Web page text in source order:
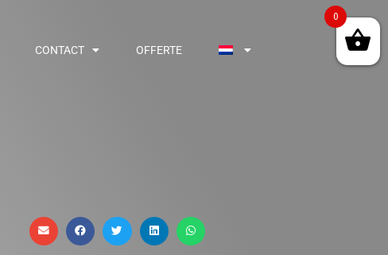
CONTACT OFFERTE
0